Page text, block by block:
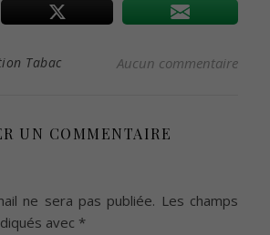
Tabac Aucun commentaire
UN COMMENTAIRE
ne sera pas publiée. Les champs
avec *